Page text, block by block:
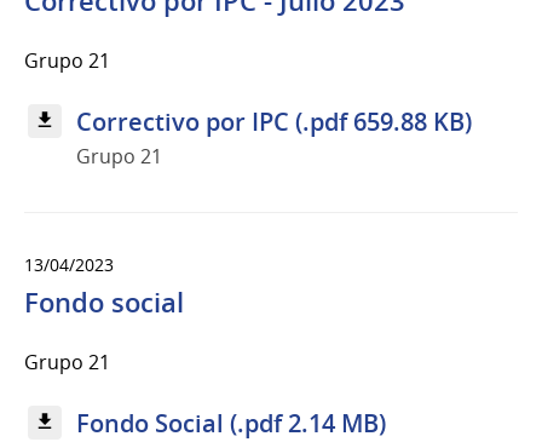
Grupo 21
Correctivo por IPC (.pdf 659.88 KB)
Grupo 21
13/04/2023
Fondo social
Grupo 21
Fondo Social (.pdf 2.14 MB)